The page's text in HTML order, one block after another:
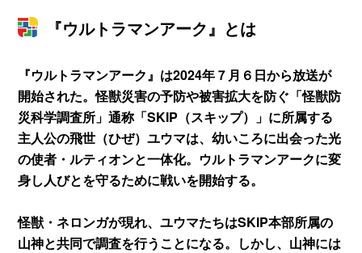
『ウルトラマンアーク』とは
『ウルトラマンアーク』は2024年７月６日から放送が
開始された。怪獣災害の予防や被害拡大を防ぐ「怪獣防
災科学調査所」通称「SKIP（スキップ）」に所属する
主人公の飛世（ひぜ）ユウマは、幼いころに出会った光
の使者・ルティオンと一体化。ウルトラマンアークに変
身し人びとを守るために戦いを開始する。
怪獣・ネロンガが現れ、ユウマたちはSKIP本部所属の
山神と共同で調査を行うことになる。しかし、山神には